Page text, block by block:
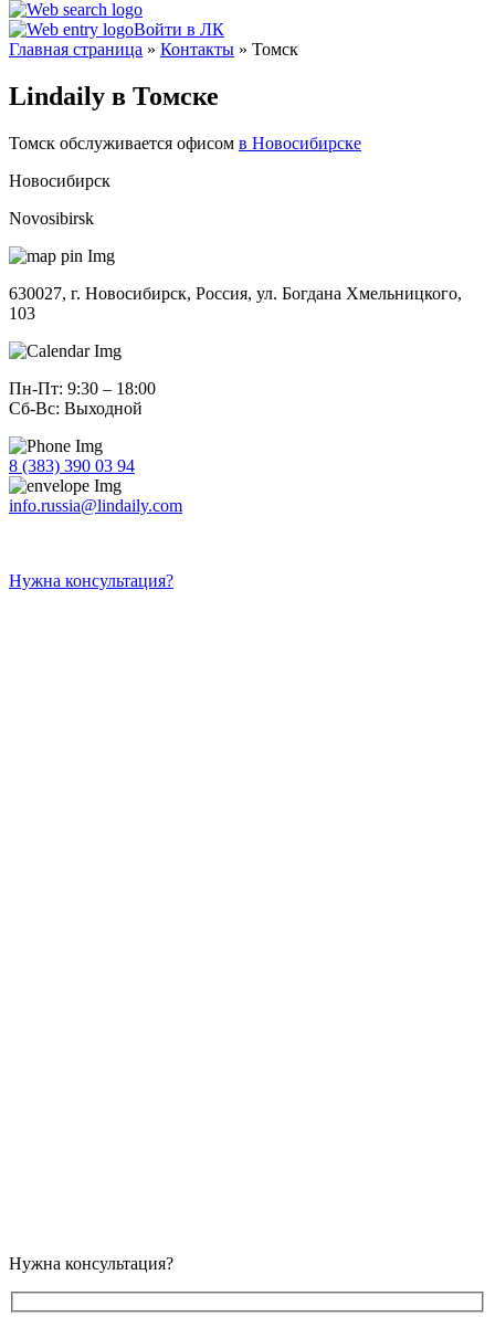
Войти в ЛК
Главная страница » Контакты » Томск
Lindaily в Томске
Томск обслуживается офисом в Новосибирске
Новосибирск
Novosibirsk
630027, г. Новосибирск, Россия, ул. Богдана Хмельницкого,
103
Пн-Пт: 9:30 – 18:00
Сб-Вс: Выходной
8 (383) 390 03 94
info.russia@lindaily.com
Нужна консультация?
Нужна консультация?